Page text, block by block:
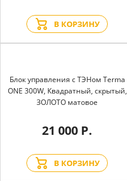
В КОРЗИНУ
Блок управления с ТЭНом Terma
ONE 300W, Квадратный, скрытый,
ЗОЛОТО матовое
21 000 Р.
В КОРЗИНУ